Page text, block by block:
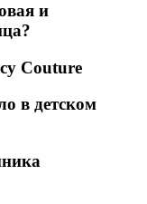
и
Couture
в детском